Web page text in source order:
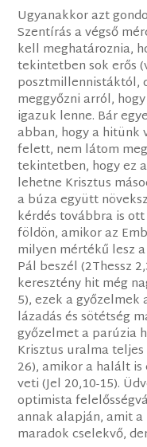
Ugyanakkor azt
Szentírás a végső
kell meghatároznia,
tekintetben sok erős
posztmillennistáktól,
meggyőzni arról,
igazuk lenne. Bár
abban, hogy a
felett, nem látom
tekintetben, hogy ez
lehetne Krisztus
a búza együtt
kérdés továbbra is
földön, amikor az
milyen mértékű lesz
Pál beszél (2Thessz
keresztény hit még
5), ezek a
lázadás és sötétség
győzelmet a parúzia
Krisztus uralma
26), amikor a halált
veti (Jel 20,10-15).
optimista
annak alapján, amit
maradok cselekvő,